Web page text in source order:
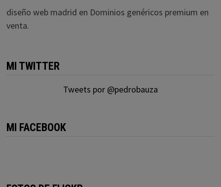
diseño web madrid en Dominios genéricos premium en
venta.
MI TWITTER
Tweets por @pedrobauza
MI FACEBOOK